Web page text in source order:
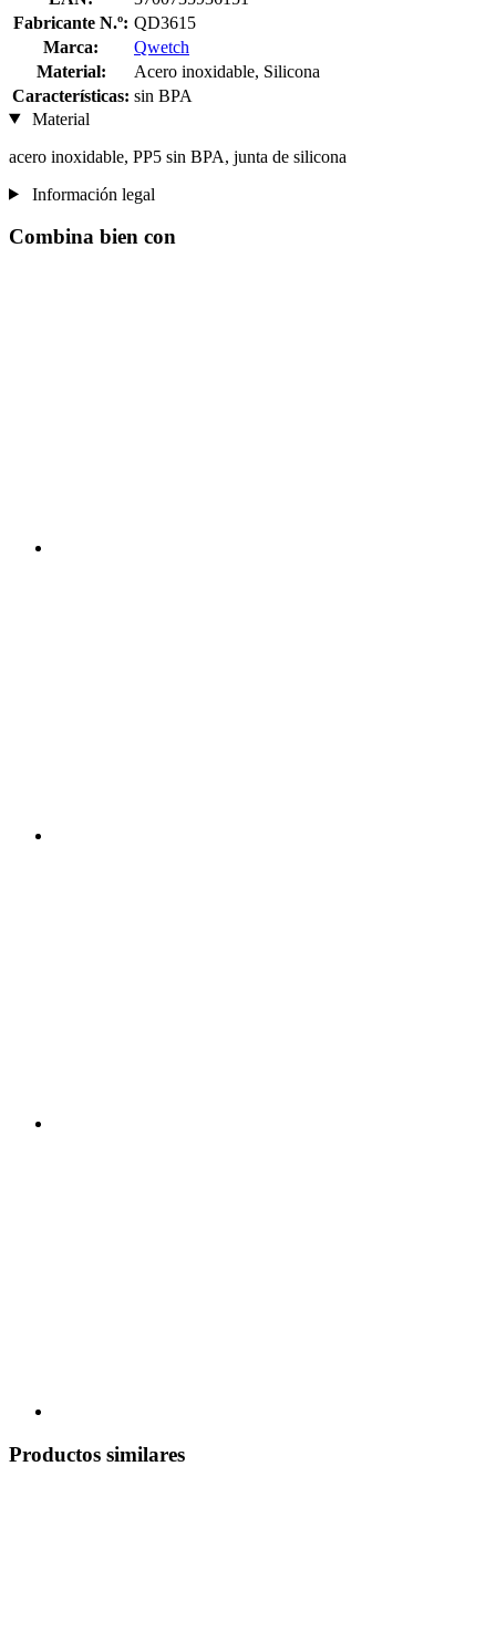
Fabricante N.º: QD3615
Marca:
Qwetch
Material:
Acero inoxidable, Silicona
Características: sin BPA
Material
acero inoxidable, PP5 sin BPA, junta de silicona
Información legal
Combina bien con
Productos similares